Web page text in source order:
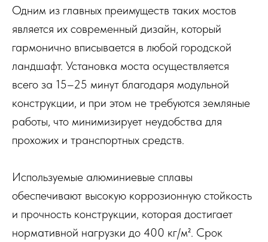
Одним из главных преимуществ таких мостов
является их современный дизайн, который
гармонично вписывается в любой городской
ландшафт. Установка моста осуществляется
всего за 15–25 минут благодаря модульной
конструкции, и при этом не требуются земляные
работы, что минимизирует неудобства для
прохожих и транспортных средств.
Используемые алюминиевые сплавы
обеспечивают высокую коррозионную стойкость
и прочность конструкции, которая достигает
нормативной нагрузки до 400 кг/м². Срок